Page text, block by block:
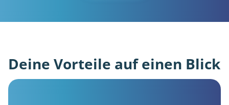
Deine Vorteile auf einen Blick